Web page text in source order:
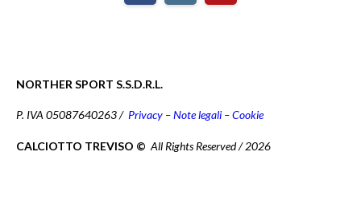
NORTHER SPORT S.S.D.R.L.
P. IVA 05087640263 / Privacy – Note legali – Cookie
CALCIOTTO TREVISO © All Rights Reserved / 2026